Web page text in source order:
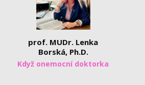
prof. MUDr. Lenka
Borská, Ph.D.
Když onemocní doktorka